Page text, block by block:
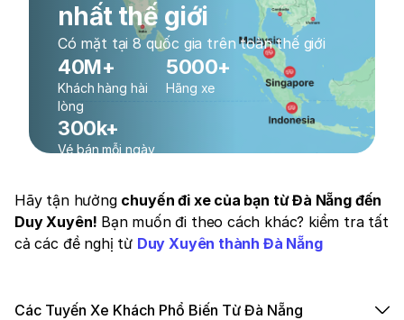
nhất thế giới
Có mặt tại 8 quốc gia trên toàn thế giới
40M+
Khách hàng hài
lòng
5000+
Hãng xe
300k+
Vé bán mỗi ngày
Hãy tận hưởng chuyến đi xe của bạn từ Đà Nẵng đến
Duy Xuyên! Bạn muốn đi theo cách khác? kiểm tra tất
cả các đề nghị từ Duy Xuyên thành Đà Nẵng
Các Tuyến Xe Khách Phổ Biến Từ Đà Nẵng